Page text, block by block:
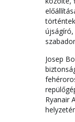
Josep
Ryanair